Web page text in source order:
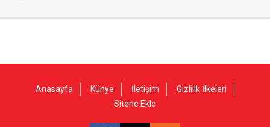
Anasayfa Künye İletişim
Gizlilik İlkeleri
Sitene Ekle